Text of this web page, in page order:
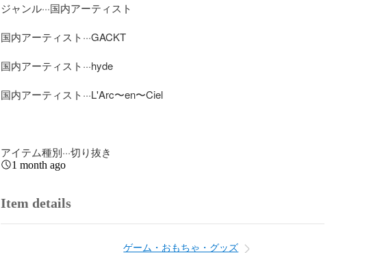
ジャンル···国内アーティスト
国内アーティスト···GACKT
国内アーティスト···hyde
国内アーティスト···L'Arc〜en〜Ciel
アイテム種別···切り抜き
1 month ago
Item details
ゲーム・おもちゃ・グッズ